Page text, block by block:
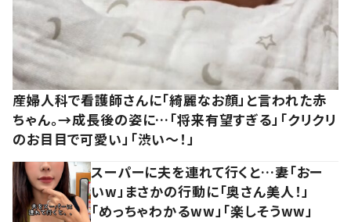
産婦人科で看護師さんに「綺麗なお顔」と言われた赤
ちゃん。→成長後の姿に…「将来有望すぎる」「クリクリ
のお目目で可愛い」「渋い～！」
スーパーに夫を連れて行くと…妻「おー
いw」まさかの行動に「奥さん美人！」
「めっちゃわかるww」「楽しそうww」